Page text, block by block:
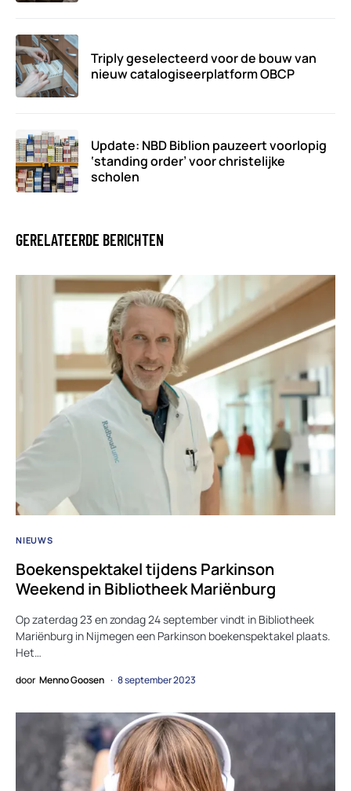
Triply geselecteerd voor de bouw van
nieuw catalogiseerplatform OBCP
Update: NBD Biblion pauzeert voorlopig
‘standing order’ voor christelijke
scholen
GERELATEERDE BERICHTEN
NIEUWS
Boekenspektakel tijdens Parkinson
Weekend in Bibliotheek Mariënburg
Op zaterdag 23 en zondag 24 september vindt in Bibliotheek
Mariënburg in Nijmegen een Parkinson boekenspektakel plaats.
Het…
door Menno Goosen 8 september 2023